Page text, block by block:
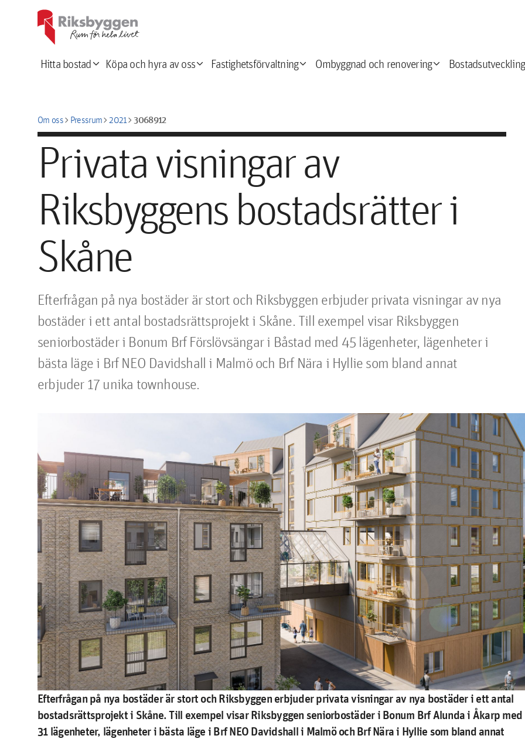
Hitta bostadexpand_more Köpa och hyra av ossexpand_more Fastighetsförvaltningexpand_more Ombyggnad och renoveringexpand_more Bostadsutveckling
Om osschevron_rightPressrumchevron_right2021chevron_right3068912
Privata visningar av
Riksbyggens bostadsrätter i
Skåne
Efterfrågan på nya bostäder är stort och Riksbyggen erbjuder privata visningar av nya
bostäder i ett antal bostadsrättsprojekt i Skåne. Till exempel visar Riksbyggen
seniorbostäder i Bonum Brf Förslövsängar i Båstad med 45 lägenheter, lägenheter i
bästa läge i Brf NEO Davidshall i Malmö och Brf Nära i Hyllie som bland annat
erbjuder 17 unika townhouse.
Efterfrågan på nya bostäder är stort och Riksbyggen erbjuder privata visningar av nya bostäder i ett antal
bostadsrättsprojekt i Skåne. Till exempel visar Riksbyggen seniorbostäder i Bonum Brf Alunda i Åkarp med
31 lägenheter, lägenheter i bästa läge i Brf NEO Davidshall i Malmö och Brf Nära i Hyllie som bland annat